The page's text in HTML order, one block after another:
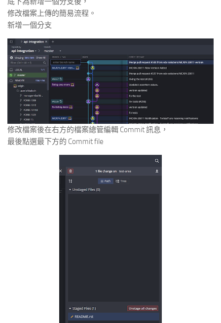
修改檔案上傳的簡易流程。
新增一個分支
修改檔案後在右方的檔案總管編輯 Commit 訊息，
最後點選最下方的 Commit file